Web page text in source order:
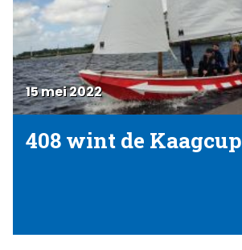
15 mei 2022
408 wint de Kaagcup